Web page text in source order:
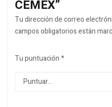
CEMEX”
Tu dirección de correo
campos obligatorios están
Tu puntuación*